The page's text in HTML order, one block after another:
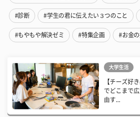
#診断 #学生の君に伝えたい３つのこと
#もやもや解決ゼミ #特集企画 #お金
大学生活
【チーズ好
でどこまで
由す...